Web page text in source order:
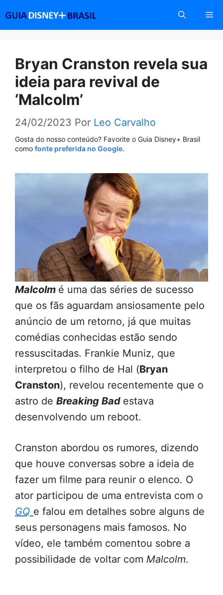
conteúdo
Bryan Cranston revela sua
ideia para revival de
‘Malcolm’
24/02/2023 Por Leo Carvalho
Gosta do nosso conteúdo? Favorite o Guia Disney+ Brasil
como fonte preferida no Google.
Malcolm é uma das séries de sucesso
que os fãs aguardam ansiosamente pelo
anúncio de um retorno, já que muitas
comédias conhecidas estão sendo
ressuscitadas. Frankie Muniz, que
interpretou o filho de Hal (Bryan
Cranston), revelou recentemente que o
astro de Breaking Bad estava
desenvolvendo um reboot.
Cranston abordou os rumores, dizendo
que houve conversas sobre a ideia de
fazer um filme para reunir o elenco. O
ator participou de uma entrevista com o
GQ e falou em detalhes sobre alguns de
seus personagens mais famosos. No
vídeo, ele também comentou sobre a
possibilidade de voltar com Malcolm.